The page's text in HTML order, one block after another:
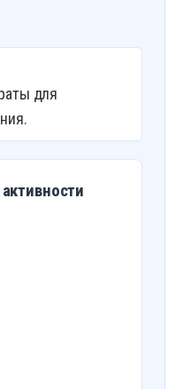
для